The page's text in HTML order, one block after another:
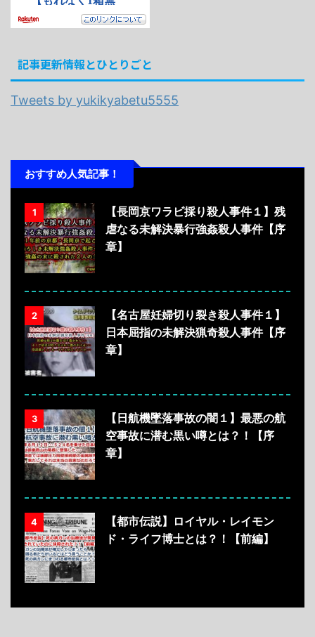
記事更新情報とひとりごと
Tweets by yukikyabetu5555
おすすめ人気記事！
1
【長岡京ワラビ採り殺人事件１】残
虐なる未解決暴行強姦殺人事件【序
章】
2
【名古屋妊婦切り裂き殺人事件１】
日本屈指の未解決猟奇殺人事件【序
章】
3
【日航機墜落事故の闇１】最悪の航
空事故に潜む黒い噂とは？！【序
章】
4
【都市伝説】ロイヤル・レイモン
ド・ライフ博士とは？！【前編】